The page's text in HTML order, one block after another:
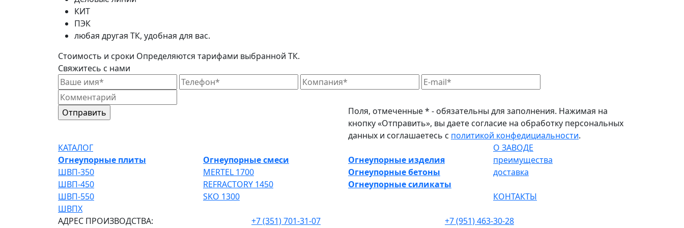
КИТ
ПЭК
любая другая ТК, удобная для вас.
Стоимость и сроки Определяются тарифами выбранной ТК.
Свяжитесь с нами
Поля, отмеченные * - обязательны для заполнения. Нажимая на
кнопку «Отправить», вы даете согласие на обработку персональных
данных и соглашаетесь с политикой конфедициальности.
КАТАЛОГ
Огнеупорные плиты
ШВП-350
ШВП-450
ШВП-550
ШВПХ
Огнеупорные смеси
MERTEL 1700
REFRACTORY 1450
SKO 1300
Огнеупорные изделия
Огнеупорные бетоны
Огнеупорные силикаты
О ЗАВОДЕ
преимущества
доставка
КОНТАКТЫ
АДРЕС ПРОИЗВОДСТВА:
+7 (351) 701-31-07 +7 (951) 463-30-28